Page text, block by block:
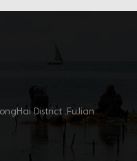
District ,FuJian